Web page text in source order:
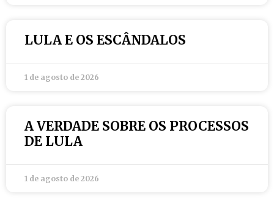
LULA E OS ESCÂNDALOS
1 de agosto de 2026
A VERDADE SOBRE OS PROCESSOS
DE LULA
1 de agosto de 2026